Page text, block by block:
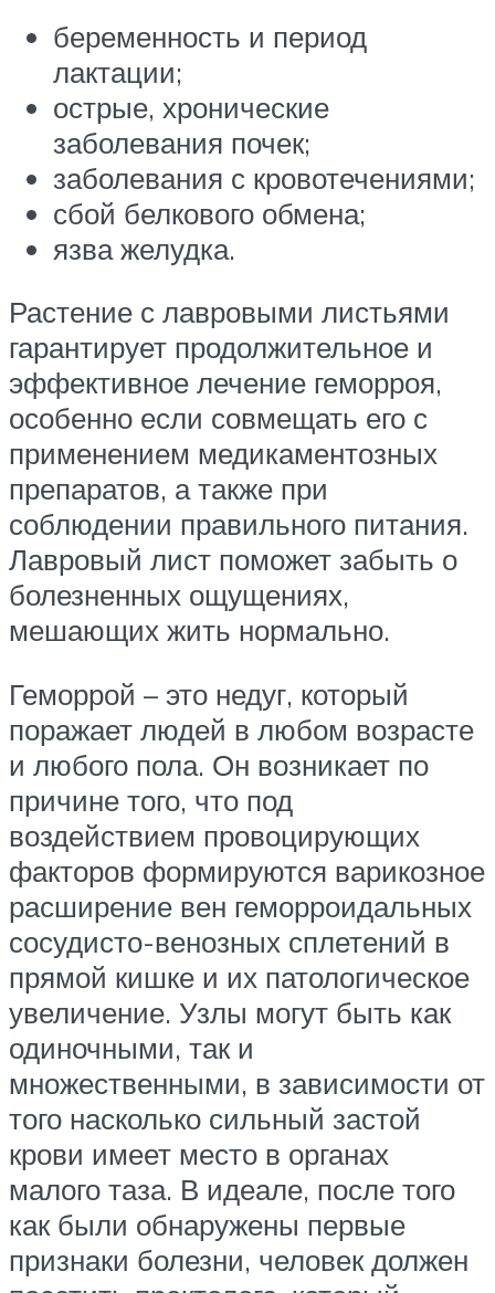
беременность и период
лактации;
острые, хронические
заболевания почек;
заболевания с кровотечениями;
сбой белкового обмена;
язва желудка.
Растение с лавровыми листьями
гарантирует продолжительное и
эффективное лечение геморроя,
особенно если совмещать его с
применением медикаментозных
препаратов, а также при
соблюдении правильного питания.
Лавровый лист поможет забыть о
болезненных ощущениях,
мешающих жить нормально.
Геморрой – это недуг, который
поражает людей в любом возрасте
и любого пола. Он возникает по
причине того, что под
воздействием провоцирующих
факторов формируются варикозное
расширение вен геморроидальных
сосудисто-венозных сплетений в
прямой кишке и их патологическое
увеличение. Узлы могут быть как
одиночными, так и
множественными, в зависимости от
того насколько сильный застой
крови имеет место в органах
малого таза. В идеале, после того
как были обнаружены первые
признаки болезни, человек должен